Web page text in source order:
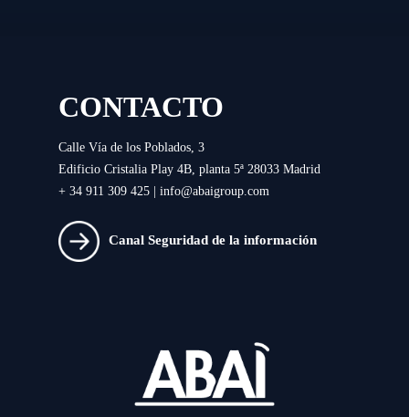
CONTACTO
Calle Vía de los Poblados, 3
Edificio Cristalia Play 4B, planta 5ª 28033 Madrid
+ 34 911 309 425 | info@abaigroup.com
Canal Seguridad de la información